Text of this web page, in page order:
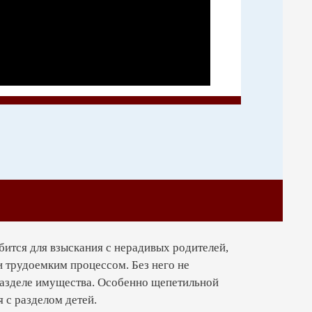
и трудоемкими процессами. И
вопросов без юриста по
от любимых хобби и
в судебных заседаниях,
для взыскания с нерадивых родителей,
трудоемким процессом. Без него не
имущества. Особенно щепетильной
с разделом детей.